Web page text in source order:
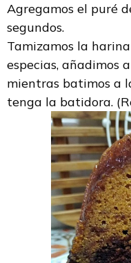
Agregamos el puré
segundos.
Tamizamos la
especias, añadimos
mientras batimos a
tenga la batidora.